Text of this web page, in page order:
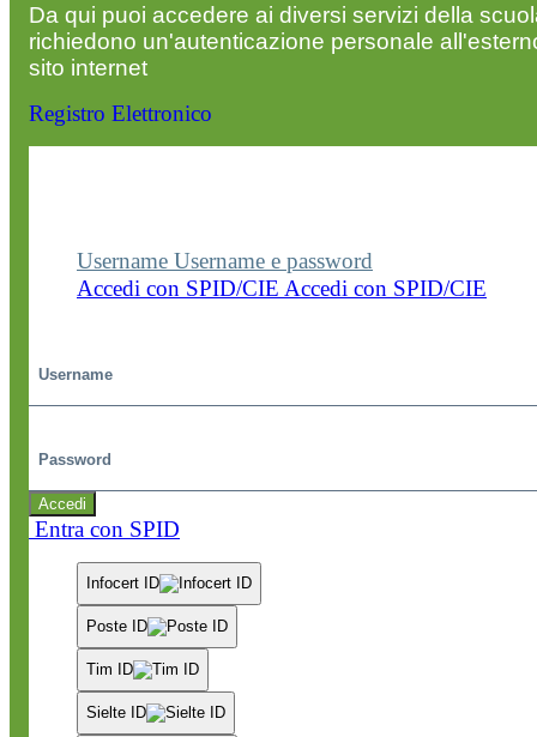
Da qui puoi accedere ai diversi servizi della
richiedono un'autenticazione personale
sito internet
Registro Elettronico
Username Username e password
Accedi con SPID/CIE Accedi con SPID/CIE
Accedi
Entra con SPID
Infocert ID
Poste ID
Tim ID
Sielte ID